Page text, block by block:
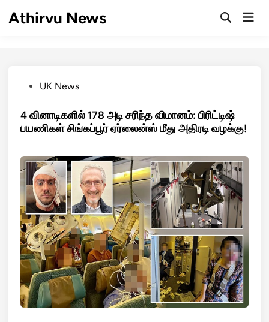
Athirvu News
OpenMain
PostedUK News
4 வினாடிகளில் 178 அடி சரிந்த விமானம்: பிரிட்டிஷ்
பயணிகள் சிங்கப்பூர் ஏர்லைன்ஸ் மீது அதிரடி வழக்கு!